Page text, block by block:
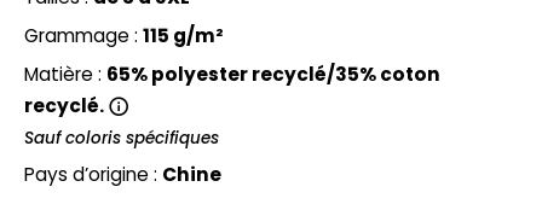
ROW
OF THE LOOM
OF THE LOOM VINTAGE
Grammage : 115 g/m²
Matière : 65% polyester recyclé/35% coton
recyclé.
Sauf coloris spécifiques
Pays d’origine : Chine